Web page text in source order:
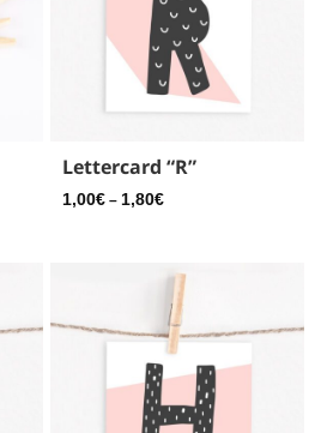
Lettercard “R”
1,00€ – 1,80€